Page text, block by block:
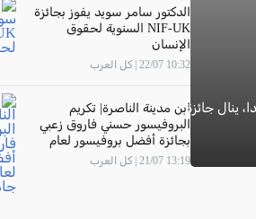
ينال جائزة
الدكتور سامر سويد يفوز بجائزة
NIF-UK السنوية لحقوق
الإنسان
10:32 22/07 | كل العرب
ابن مدينة الناصرة| تكريم
البروفيسور حسني فاروق زعبي
بجائزة أفضل بروفيسور لعام
2026 في جامعة "The New
13:19 21/07 | كل العرب